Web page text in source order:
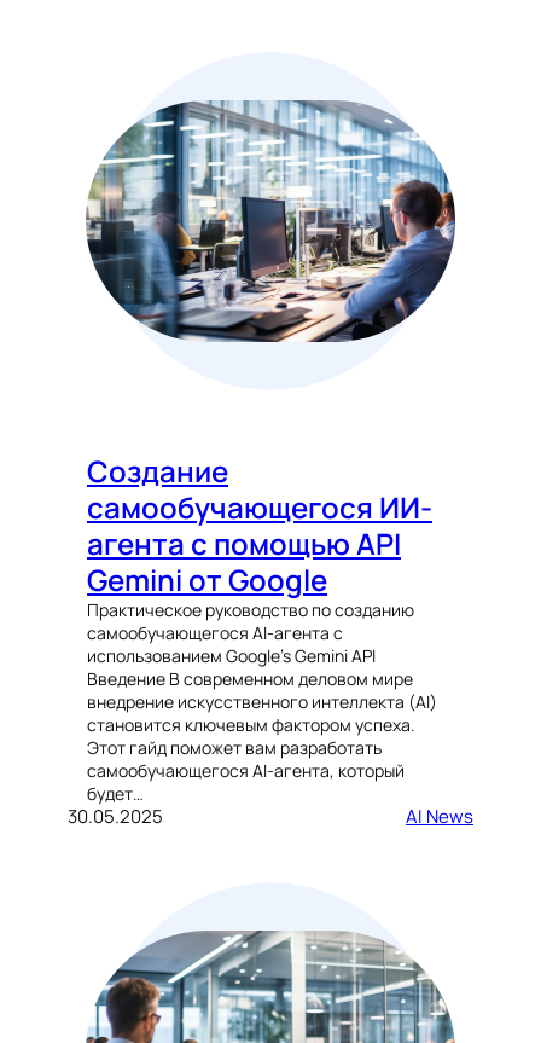
Создание
самообучающегося ИИ-
агента с помощью API
Gemini от Google
Практическое руководство по созданию
самообучающегося AI-агента с
использованием Google’s Gemini API
Введение В современном деловом мире
внедрение искусственного интеллекта (AI)
становится ключевым фактором успеха.
Этот гайд поможет вам разработать
самообучающегося AI-агента, который
будет…
30.05.2025 AI News